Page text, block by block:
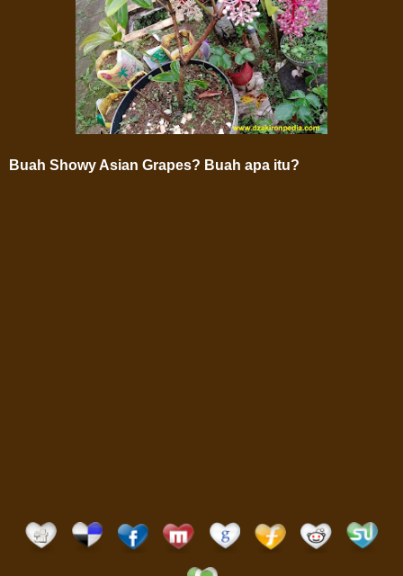
Buah Showy Asian Grapes? Buah apa itu?